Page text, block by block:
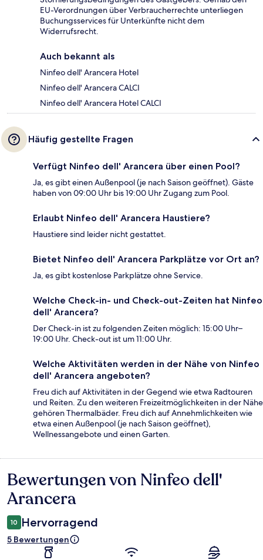
EU-Verordnungen über Verbraucherrechte unterliegen
Buchungsservices für Unterkünfte nicht dem
Widerrufsrecht.
Auch bekannt als
Ninfeo dell' Arancera Hotel
Ninfeo dell' Arancera CALCI
Ninfeo dell' Arancera Hotel CALCI
Häufig gestellte Fragen
Verfügt Ninfeo dell' Arancera über einen Pool?
Ja, es gibt einen Außenpool (je nach Saison geöffnet). Gäste
haben von 09:00 Uhr bis 19:00 Uhr Zugang zum Pool.
Erlaubt Ninfeo dell' Arancera Haustiere?
Haustiere sind leider nicht gestattet.
Bietet Ninfeo dell' Arancera Parkplätze vor Ort an?
Ja, es gibt kostenlose Parkplätze ohne Service.
Welche Check-in- und Check-out-Zeiten hat Ninfeo
dell' Arancera?
Der Check-in ist zu folgenden Zeiten möglich: 15:00 Uhr–
19:00 Uhr. Check-out ist um 11:00 Uhr.
Welche Aktivitäten werden in der Nähe von Ninfeo
dell' Arancera angeboten?
Freu dich auf Aktivitäten in der Gegend wie etwa Radtouren
und Reiten. Zu den weiteren Freizeitmöglichkeiten in der Nähe
gehören Thermalbäder. Freu dich auf Annehmlichkeiten wie
etwa einen Außenpool (je nach Saison geöffnet),
Wellnessangebote und einen Garten.
Bewertungen
Bewertungen von Ninfeo dell'
Arancera
10 Hervorragend
5 Bewertungen